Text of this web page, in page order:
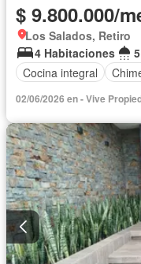
$ 9.800.000/
Los Salados, Retiro
4 Habitaciones
Cocina integral
02/06/2026 en - Vive